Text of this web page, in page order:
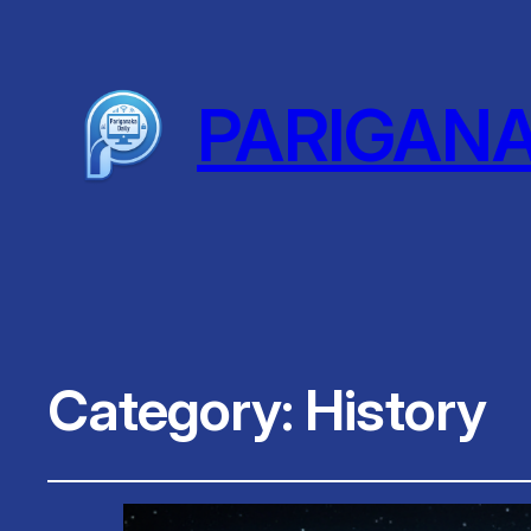
Category: History